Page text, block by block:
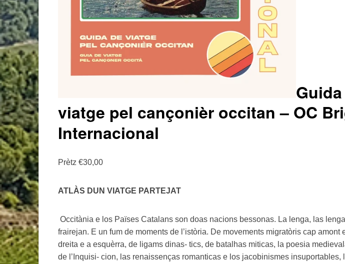
viatge pel cançonièr occitan – OC
Internacional
Prètz €30,00
ATLÀS DUN VIATGE PARTEJAT
Occitània e los Païses Catalans son doas nacions bessonas. La lenga, las
frairejan. E un fum de moments de l’istòria. De movements migratòris cap amont
dreita e a esquèrra, de ligams dinas- tics, de batalhas miticas, la poesia
de l’Inquisi- cion, las renaissenças romanticas e los jacobinismes insuportables,